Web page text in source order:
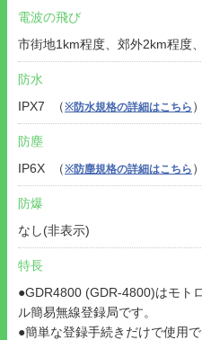
電波の飛び
市街地1km程度、郊外2km程度
防水
IPX7 （※防水規格の詳細はこちら ）
防塵
IP6X （※防塵規格の詳細はこちら ）
防爆
なし(非表示)
特長
●GDR4800 (GDR-4800)はモト
ル簡易無線登録局です。
●簡単な登録手続きだけで使用